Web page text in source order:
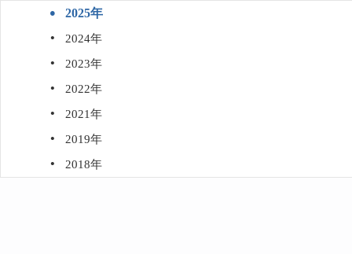
· 2025年
· 2024年
· 2023年
· 2022年
· 2021年
· 2019年
· 2018年